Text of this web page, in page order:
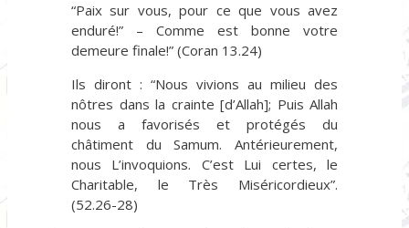
“Paix sur vous, pour ce que vous avez
enduré!” – Comme est bonne votre
demeure finale!” (Coran 13.24)
Ils diront : “Nous vivions au milieu des
nôtres dans la crainte [d’Allah]; Puis Allah
nous a favorisés et protégés du
châtiment du Samum. Antérieurement,
nous L’invoquions. C’est Lui certes, le
Charitable, le Très Miséricordieux”.
(52.26-28)